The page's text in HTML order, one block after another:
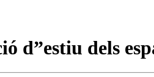
d”estiu dels